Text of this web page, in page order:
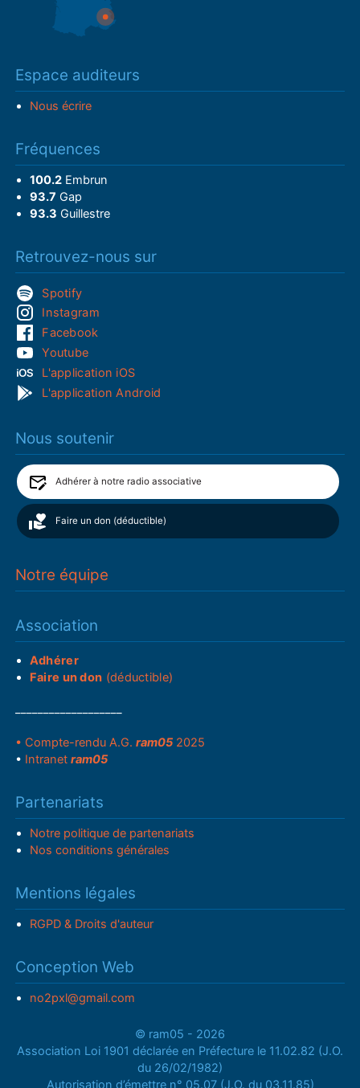
Espace auditeurs
Nous écrire
Fréquences
100.2Embrun
93.7 Gap
93.3 Guillestre
Retrouvez-nous sur
Spotify
Instagram
Facebook
Youtube
L'application iOS
L'application Android
Nous soutenir
Adhérer à notre radio associative
Faire un don (déductible)
Notre équipe
Association
Adhérer
Faire un don (déductible)
• Compte-rendu A.G.ram05 2025
• Intranetram05
Partenariats
Notre politique de partenariats
Nos conditions générales
Mentions légales
RGPD & Droits d'auteur
Conception Web
no2pxl@gmail.com
© ram05 - 2026
Association Loi 1901 déclarée en Préfecture le 11.02.82 (J.O.
du 26/02/1982)
Autorisation d’émettre n° 05.07 (J.O. du 03.11.85)